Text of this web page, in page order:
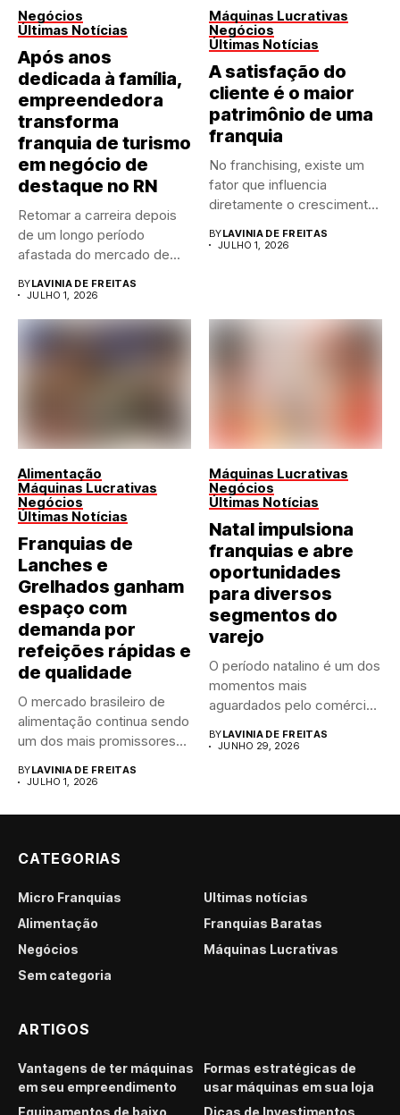
Negócios
Últimas Notícias
Após anos
dedicada à família,
empreendedora
transforma
franquia de turismo
em negócio de
destaque no RN
Retomar a carreira depois
de um longo período
afastada do mercado de...
BYLAVINIA DE FREITAS
JULHO 1, 2026
Máquinas Lucrativas
Negócios
Últimas Notícias
A satisfação do
cliente é o maior
patrimônio de uma
franquia
No franchising, existe um
fator que influencia
diretamente o crescimento
BYLAVINIA DE FREITAS
JULHO 1, 2026
Alimentação
Máquinas Lucrativas
Negócios
Últimas Notícias
Franquias de
Lanches e
Grelhados ganham
espaço com
demanda por
refeições rápidas e
de qualidade
O mercado brasileiro de
alimentação continua sendo
um dos mais promissores
BYLAVINIA DE FREITAS
JULHO 1, 2026
Máquinas Lucrativas
Negócios
Últimas Notícias
Natal impulsiona
franquias e abre
oportunidades
para diversos
segmentos do
varejo
O período natalino é um dos
momentos mais
aguardados pelo comércio
BYLAVINIA DE FREITAS
JUNHO 29, 2026
CATEGORIAS
Micro Franquias
Últimas notícias
Alimentação
Franquias Baratas
Negócios
Máquinas Lucrativas
Sem categoria
ARTIGOS
Vantagens de ter máquinas
em seu empreendimento
Formas estratégicas de
usar máquinas em sua loja
Equipamentos de baixo
Dicas de Investimentos